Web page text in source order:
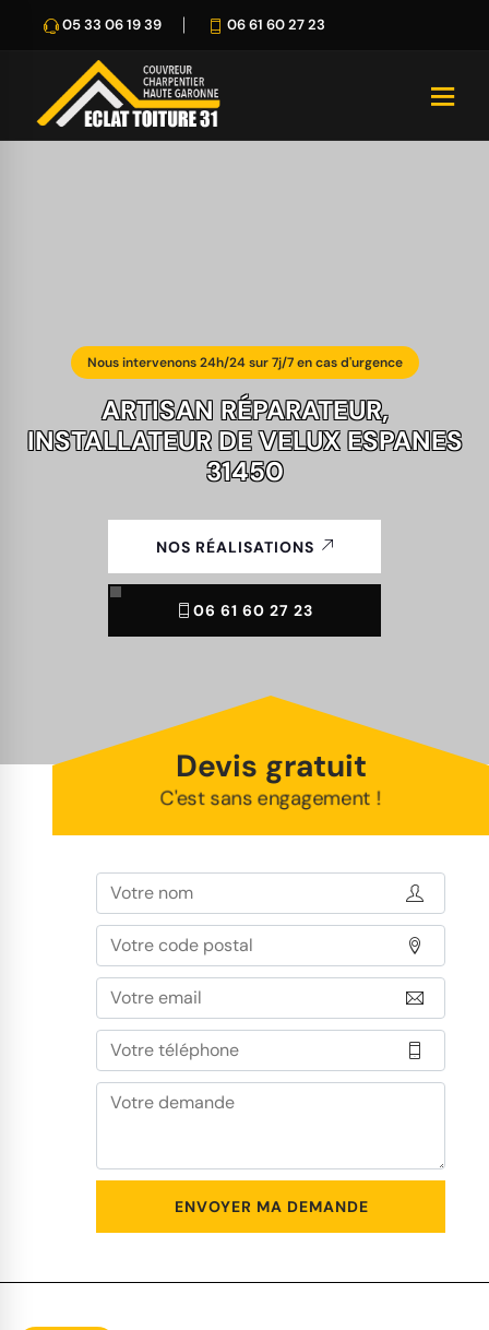
05 33 06 19 39 06 61 60 27 23
Nous intervenons 24h/24 sur 7j/7 en cas d'urgence
ARTISAN RÉPARATEUR,
INSTALLATEUR DE VELUX ESPANES
31450
NOS RÉALISATIONS
06 61 60 27 23
Devis gratuit
C'est sans engagement !